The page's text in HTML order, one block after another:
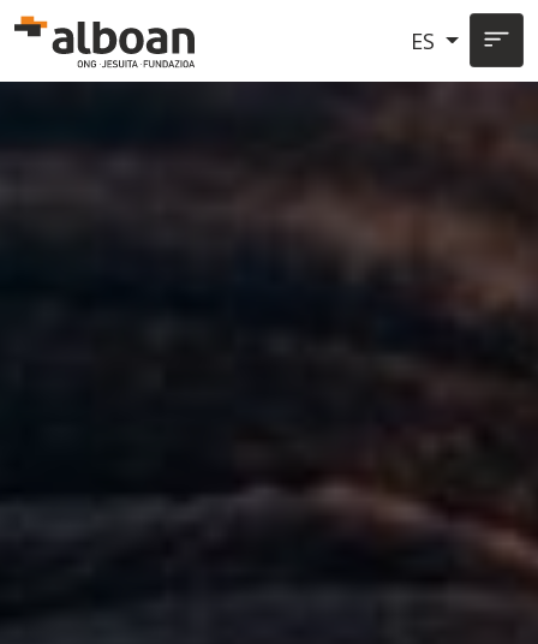
Pasar al contenido principal
ES